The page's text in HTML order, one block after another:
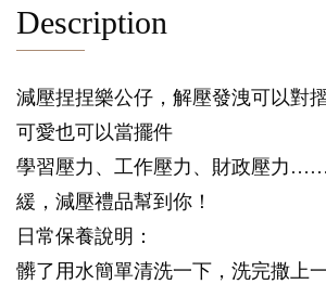
Description
減壓捏捏樂公仔，解壓發洩可以對
可愛也可以當擺件
學習壓力、工作壓力、財政壓力
緩，減壓禮品幫到你！
日常保養說明：
髒了用水簡單清洗一下，洗完撒上